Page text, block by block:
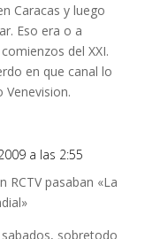
Caracas y luego
Eso era o a
del XXI.
en que canal lo
Venevision.
a las 2:55
RCTV pasaban «La
sobretodo